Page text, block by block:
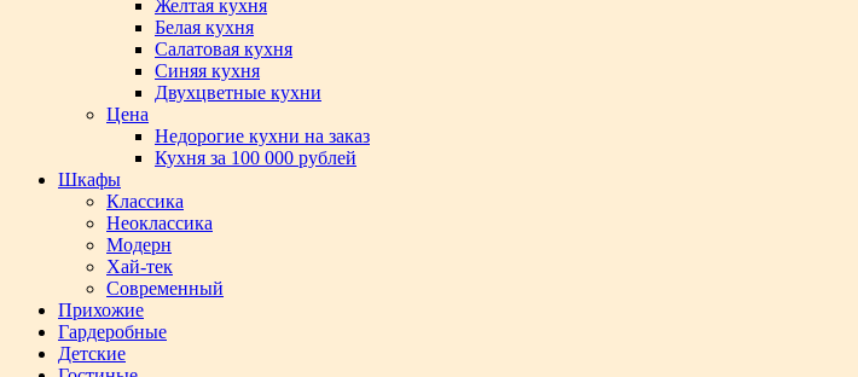
Желтая кухня
Белая кухня
Салатовая кухня
Синяя кухня
Двухцветные кухни
Цена
Недорогие кухни на заказ
Кухня за 100 000 рублей
Шкафы
Классика
Неоклассика
Модерн
Хай-тек
Современный
Прихожие
Гардеробные
Детские